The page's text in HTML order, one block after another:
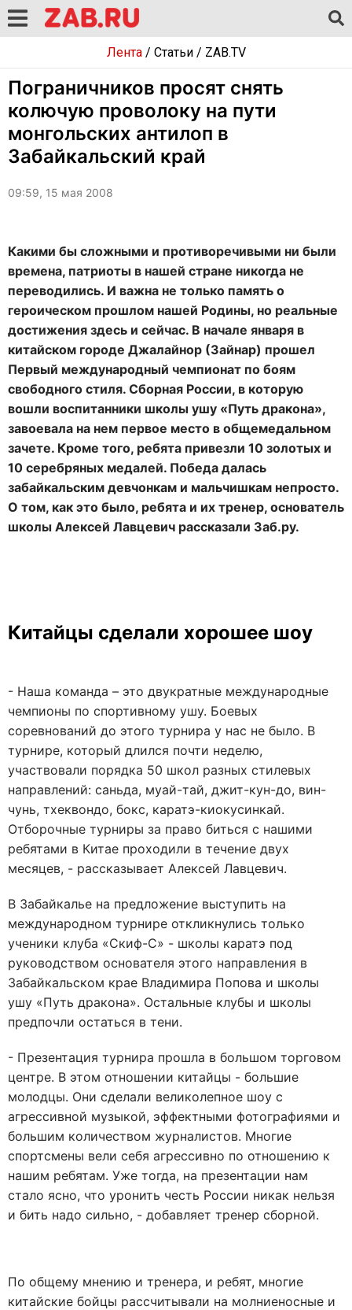
Лента/ Статьи/ ZAB.TV
Пограничников просят снять
колючую проволоку на пути
монгольских антилоп в
Забайкальский край
09:59, 15 мая 2008
Какими бы сложными и противоречивыми ни были
времена, патриоты в нашей стране никогда не
переводились. И важна не только память о
героическом прошлом нашей Родины, но реальные
достижения здесь и сейчас. В начале января в
китайском городе Джалайнор (Зайнар) прошел
Первый международный чемпионат по боям
свободного стиля. Сборная России, в которую
вошли воспитанники школы ушу «Путь дракона»,
завоевала на нем первое место в общемедальном
зачете. Кроме того, ребята привезли 10 золотых и
10 серебряных медалей. Победа далась
забайкальским девчонкам и мальчишкам непросто.
О том, как это было, ребята и их тренер, основатель
школы Алексей Лавцевич рассказали Заб.ру.
Китайцы сделали хорошее шоу
- Наша команда – это двукратные международные
чемпионы по спортивному ушу. Боевых
соревнований до этого турнира у нас не было. В
турнире, который длился почти неделю,
участвовали порядка 50 школ разных стилевых
направлений: саньда, муай-тай, джит-кун-до, вин-
чунь, тхеквондо, бокс, каратэ-киокусинкай.
Отборочные турниры за право биться с нашими
ребятами в Китае проходили в течение двух
месяцев, - рассказывает Алексей Лавцевич.
В Забайкалье на предложение выступить на
международном турнире откликнулись только
ученики клуба «Скиф-С» - школы каратэ под
руководством основателя этого направления в
Забайкальском крае Владимира Попова и школы
ушу «Путь дракона». Остальные клубы и школы
предпочли остаться в тени.
- Презентация турнира прошла в большом торговом
центре. В этом отношении китайцы - большие
молодцы. Они сделали великолепное шоу с
агрессивной музыкой, эффектными фотографиями и
большим количеством журналистов. Многие
спортсмены вели себя агрессивно по отношению к
нашим ребятам. Уже тогда, на презентации нам
стало ясно, что уронить честь России никак нельзя
и бить надо сильно, - добавляет тренер сборной.
По общему мнению и тренера, и ребят, многие
китайские бойцы рассчитывали на молниеносные и